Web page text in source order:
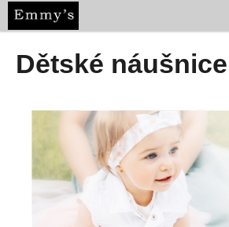
obsah
Dětské náušnice
o